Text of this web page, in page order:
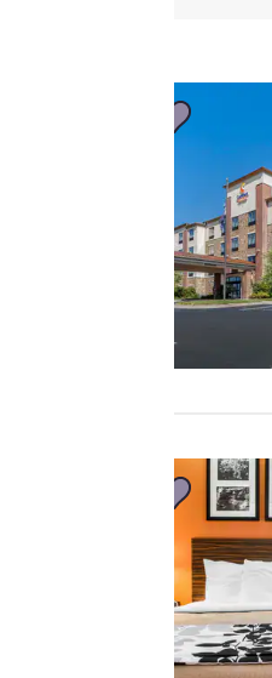
nosotros.
incluidas cookies de
terceros, con fines de
rendimiento y para
ofrecerte una
navegación. Esto nos
permite recordar tus
datos, mostrarte
productos de interés
y seguir mejorando
nuestros servicios.
Puedes cambiar estos